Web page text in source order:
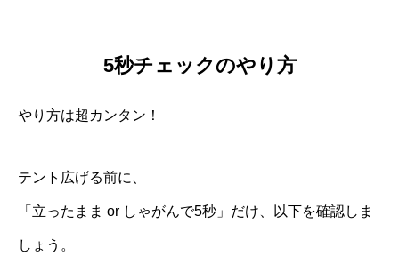
5秒チェックのやり方
やり方は超カンタン！
テント広げる前に、
「立ったまま or しゃがんで5秒」だけ、以下を確認しま
しょう。